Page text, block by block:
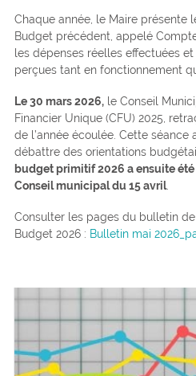
Chaque année, le Maire présente
Budget précédent, appelé
les dépenses réelles effectuées
perçues tant en fonctionnement
Le 30 mars 2026,le Conseil
Financier Unique (CFU) 2025,
de l’année écoulée. Cette
débattre des orientations
budget primitif 2026 a ensuite été
Conseil municipal du 15 avril.
Consulter les pages du bulletin
Budget 2026 : Bulletin mai